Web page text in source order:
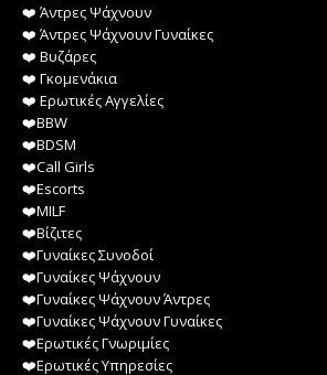
❤️️ Άντρες Ψάχνουν
❤️️ Άντρες Ψάχνουν Γυναίκες
❤️️ Βυζάρες
❤️️ Γκομενάκια
❤️️ Ερωτικές Αγγελίες
❤️️BBW
❤️️BDSM
❤️️Call Girls
❤️️Escorts
❤️️MILF
❤️️Βίζιτες
❤️️Γυναίκες Συνοδοί
❤️️Γυναίκες Ψάχνουν
❤️️Γυναίκες Ψάχνουν Άντρες
❤️️Γυναίκες Ψάχνουν Γυναίκες
❤️️Ερωτικές Γνωριμίες
❤️️Ερωτικές Υπηρεσίες